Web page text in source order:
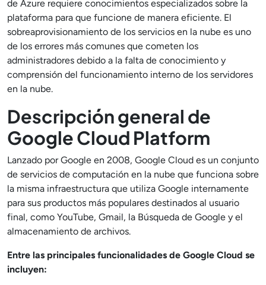
de Azure requiere conocimientos especializados sobre la
plataforma para que funcione de manera eficiente. El
sobreaprovisionamiento de los servicios en la nube es uno
de los errores más comunes que cometen los
administradores debido a la falta de conocimiento y
comprensión del funcionamiento interno de los servidores
en la nube.
Descripción general de
Google Cloud Platform
Lanzado por Google en 2008, Google Cloud es un conjunto
de servicios de computación en la nube que funciona sobre
la misma infraestructura que utiliza Google internamente
para sus productos más populares destinados al usuario
final, como YouTube, Gmail, la Búsqueda de Google y el
almacenamiento de archivos.
Entre las principales funcionalidades de Google Cloud se
incluyen: